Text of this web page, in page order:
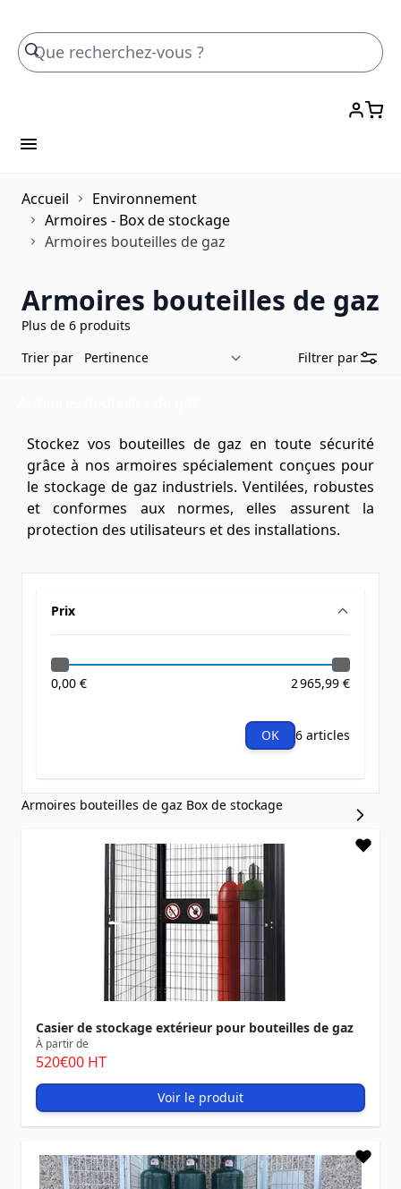
Accueil
Environnement
Armoires - Box de stockage
Armoires bouteilles de gaz
Armoires bouteilles de gaz
Plus de 6 produits
Trier par
Filtrer par
Stockez vos bouteilles de gaz en toute sécurité
grâce à nos armoires spécialement conçues pour
le stockage de gaz industriels. Ventilées, robustes
et conformes aux normes, elles assurent la
protection des utilisateurs et des installations.
Prix
0,00 € 2 965,99 €
OK 6 articles
Armoires bouteilles de gaz Box de stockage
Casier de stockage extérieur pour bouteilles de gaz
À partir de
520€00 HT
Voir le produit